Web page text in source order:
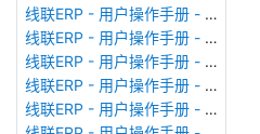
线联ERP - 用户操作手册 - 个人考勤报表（横向）
线联ERP - 用户操作手册 - 部门考勤报表
线联ERP - 用户操作手册 - 个人考勤报表
线联ERP - 用户操作手册 - 考勤计算
线联ERP - 用户操作手册 - 节假日管理